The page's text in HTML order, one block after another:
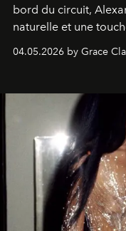
bord du circuit,
naturelle et une
de la Formule 1.
04.05.2026 by Grace